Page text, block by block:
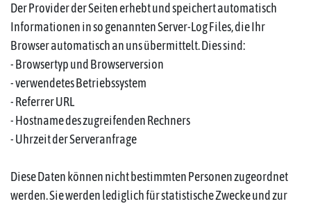
Der Provider der Seiten erhebt und speichert automatisch
Informationen in so genannten Server-Log Files, die Ihr
Browser automatisch an uns übermittelt. Dies sind:
- Browsertyp und Browserversion
- verwendetes Betriebssystem
- Referrer URL
- Hostname des zugreifenden Rechners
- Uhrzeit der Serveranfrage
Diese Daten können nicht bestimmten Personen zugeordnet
werden. Sie werden lediglich für statistische Zwecke und zur